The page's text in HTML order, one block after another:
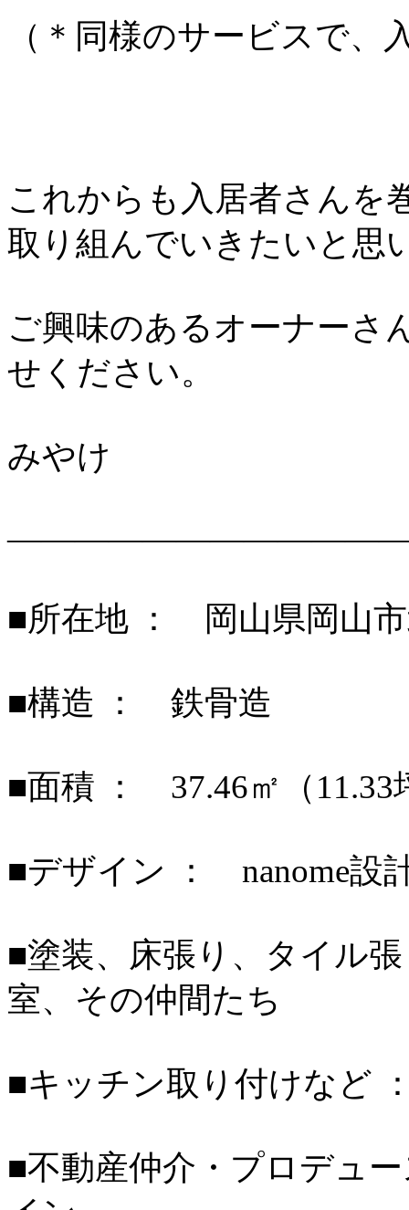
（＊同様のサービスで、
これからも入居者さんを
取り組んでいきたいと思
ご興味のあるオーナーさ
せください。
みやけ
■所在地 ： 岡山県岡山
■構造 ： 鉄骨造
■面積 ： 37.46㎡（11.33
■デザイン ： nanome設
■塗装、床張り、タイル
室、その仲間たち
■キッチン取り付けなど
■不動産仲介・プロデュ